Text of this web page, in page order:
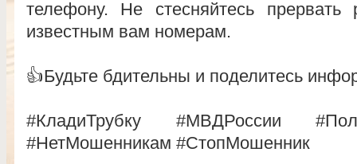
телефону. Не стесняйтесь прервать
известным вам номерам.
👍Будьте бдительны и поделитесь
#КладиТрубку #МВДРоссии
#НетМошенникам #СтопМошенник